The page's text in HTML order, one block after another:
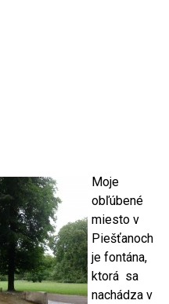
Moje
obľúbené
miesto v
Piešťanoch
je fontána,
ktorá sa
nachádza v